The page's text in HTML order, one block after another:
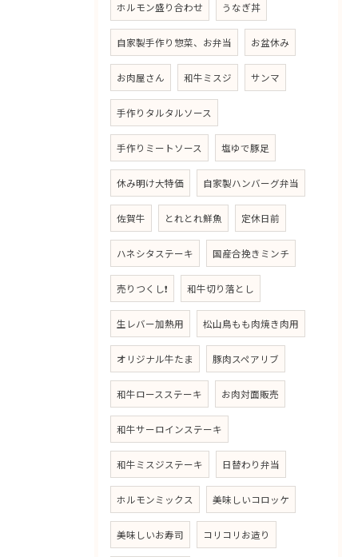
ホルモン盛り合わせ うなぎ丼
自家製手作り惣菜、お弁当 お盆休み
お肉屋さん 和牛ミスジ サンマ
手作りタルタルソース
手作りミートソース 塩ゆで豚足
休み明け大特価 自家製ハンバーグ弁当
佐賀牛 とれとれ鮮魚 定休日前
ハネシタステーキ 国産合挽きミンチ
売りつくし❗ 和牛切り落とし
生レバー加熱用 松山鳥もも肉焼き肉用
オリジナル牛たま 豚肉スペアリブ
和牛ロースステーキ お肉対面販売
和牛サーロインステーキ
和牛ミスジステーキ 日替わり弁当
ホルモンミックス 美味しいコロッケ
美味しいお寿司 コリコリお造り